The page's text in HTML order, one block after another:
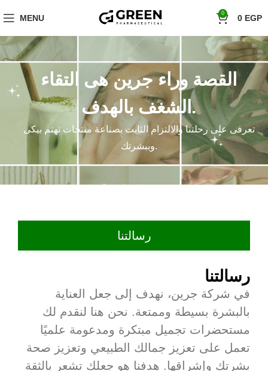
MENU 0 0 EGP
القصة وراء جرين هى التقاء
الشغف بالهدف.
تعرفى على رحلتنا والالتزام الثابت بصناعة منتجات تهتم بيكى
وببشرتك.
رسالتنا
رسالتنا
في شركة جرين، نهدف إلى جعل العناية
بالبشرة بسيطة وممتعة. نحن هنا لنقدم لك
مستحضرات تجميل مبتكرة ومدعومة علميًا
تعمل على تعزيز جمالك الطبيعي وتعزيز صحة
بشرتك وإشراقها. هدفنا هو جعلك تشعر بالثقة
Shop Now!